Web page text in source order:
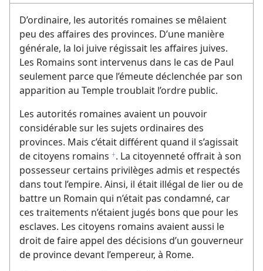
D’ordinaire, les autorités romaines se mêlaient
peu des affaires des provinces. D’une manière
générale, la loi juive régissait les affaires juives.
Les Romains sont intervenus dans le cas de Paul
seulement parce que l’émeute déclenchée par son
apparition au Temple troublait l’ordre public.
Les autorités romaines avaient un pouvoir
considérable sur les sujets ordinaires des
provinces. Mais c’était différent quand il s’agissait
de citoyens romains f. La citoyenneté offrait à son
possesseur certains privilèges admis et respectés
dans tout l’empire. Ainsi, il était illégal de lier ou de
battre un Romain qui n’était pas condamné, car
ces traitements n’étaient jugés bons que pour les
esclaves. Les citoyens romains avaient aussi le
droit de faire appel des décisions d’un gouverneur
de province devant l’empereur, à Rome.